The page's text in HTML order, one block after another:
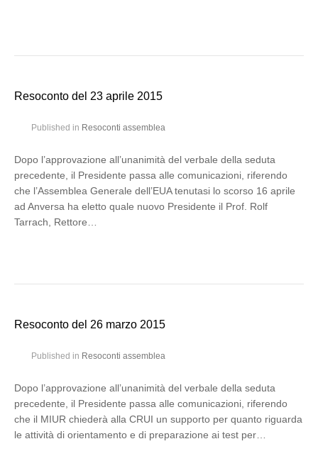
Resoconto del 23 aprile 2015
Published in Resoconti assemblea
Dopo l’approvazione all’unanimità del verbale della seduta
precedente, il Presidente passa alle comunicazioni, riferendo
che l’Assemblea Generale dell’EUA tenutasi lo scorso 16 aprile
ad Anversa ha eletto quale nuovo Presidente il Prof. Rolf
Tarrach, Rettore…
Resoconto del 26 marzo 2015
Published in Resoconti assemblea
Dopo l’approvazione all’unanimità del verbale della seduta
precedente, il Presidente passa alle comunicazioni, riferendo
che il MIUR chiederà alla CRUI un supporto per quanto riguarda
le attività di orientamento e di preparazione ai test per…